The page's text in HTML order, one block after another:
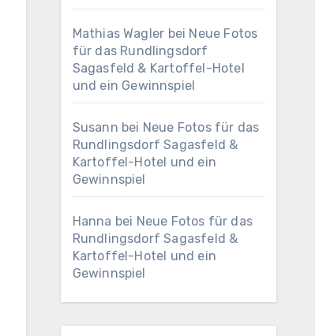
Mathias Wagler bei Neue Fotos
für das Rundlingsdorf
Sagasfeld & Kartoffel-Hotel
und ein Gewinnspiel
Susann bei Neue Fotos für das
Rundlingsdorf Sagasfeld &
Kartoffel-Hotel und ein
Gewinnspiel
Hanna bei Neue Fotos für das
Rundlingsdorf Sagasfeld &
Kartoffel-Hotel und ein
Gewinnspiel